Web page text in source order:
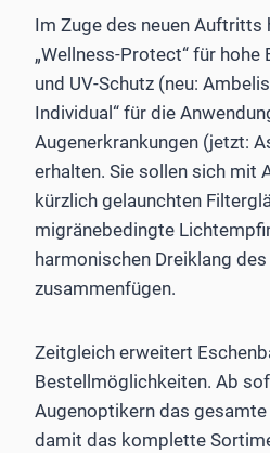
Im Zuge des neuen Auftritts
„Wellness-Protect“ für
und UV-Schutz (neu:
Individual“ für die
Augenerkrankungen (jetzt:
erhalten. Sie sollen sich mit
kürzlich gelaunchten
migränebedingte
harmonischen Dreiklang
zusammenfügen.
Zeitgleich erweitert
Bestellmöglichkeiten. Ab
Augenoptikern das
damit das komplette